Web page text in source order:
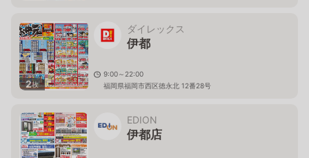
2枚
ダイレックス
伊都
9:00～22:00
福岡県福岡市西区徳永北 12番28号
EDION
伊都店